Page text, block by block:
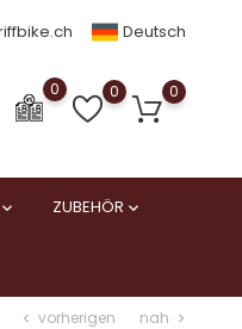
Deutsch
0 0 0
 ZUBEHÖR 
chevron_left vorherigen nah chevron_right